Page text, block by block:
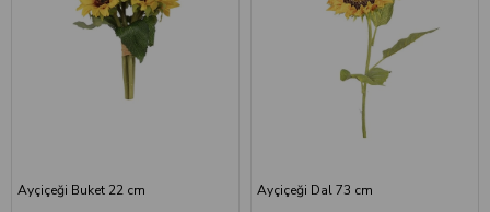
Ayçiçeği Buket 22 cm Ayçiçeği Dal 73 cm